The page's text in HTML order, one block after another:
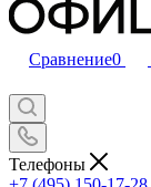
Сравнение0
Телефоны